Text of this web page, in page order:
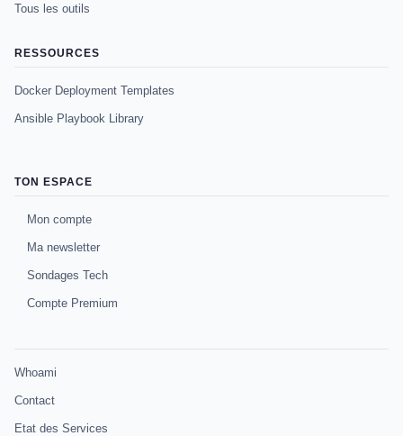
Tous les outils
RESSOURCES
Docker Deployment Templates
Ansible Playbook Library
TON ESPACE
Mon compte
Ma newsletter
Sondages Tech
Compte Premium
Whoami
Contact
Etat des Services